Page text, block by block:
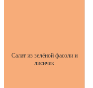
Салат из зелёной фасоли и
лисичек